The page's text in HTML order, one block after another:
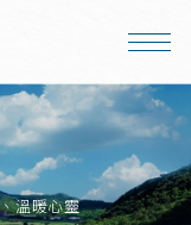
溫暖心靈